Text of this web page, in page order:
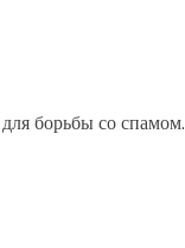
борьбы со спамом.